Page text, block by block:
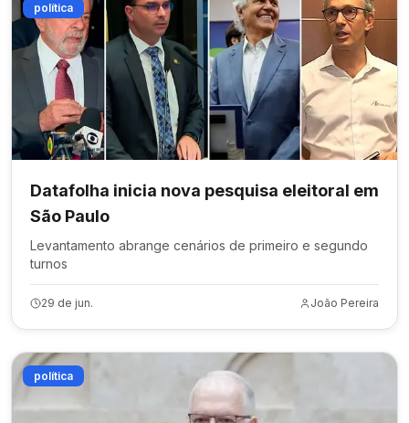
política
Datafolha inicia nova pesquisa eleitoral em
São Paulo
Levantamento abrange cenários de primeiro e segundo
turnos
29 de jun. João Pereira
política